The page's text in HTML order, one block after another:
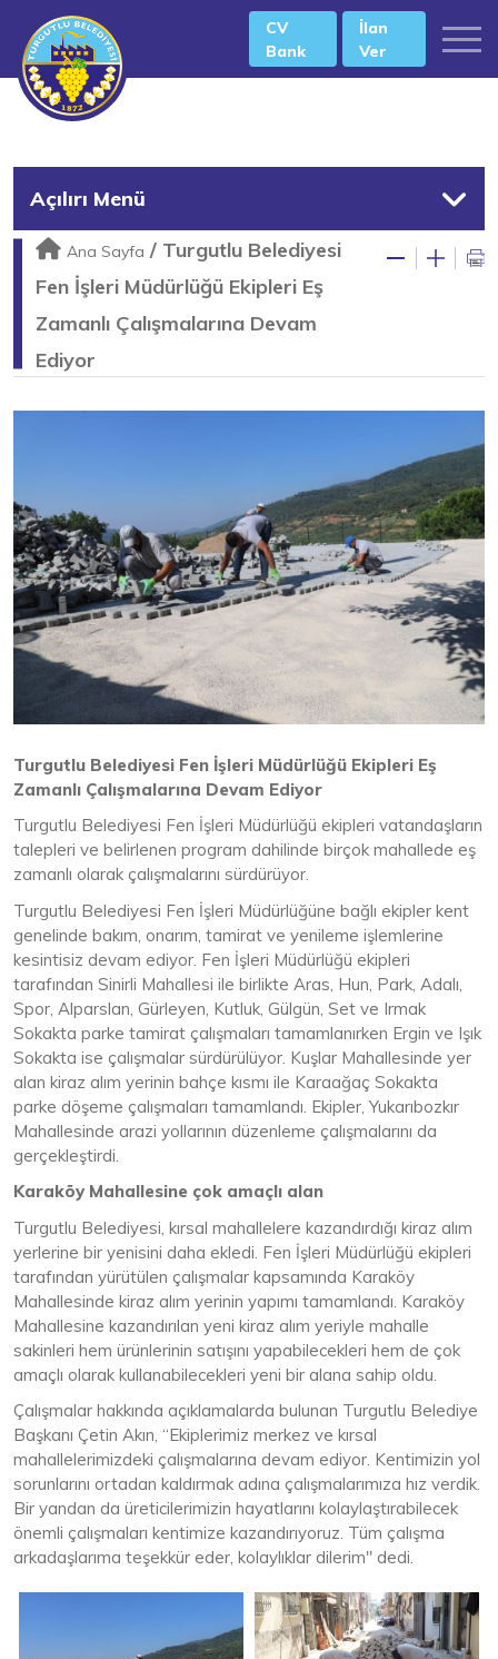
CV
Bank
İlan
Ver
Açılırı Menü
Ana Sayfa / Turgutlu Belediyesi
Fen İşleri Müdürlüğü Ekipleri Eş
Zamanlı Çalışmalarına Devam
Ediyor
Turgutlu Belediyesi Fen İşleri Müdürlüğü Ekipleri Eş
Zamanlı Çalışmalarına Devam Ediyor
Turgutlu Belediyesi Fen İşleri Müdürlüğü ekipleri vatandaşların
talepleri ve belirlenen program dahilinde birçok mahallede eş
zamanlı olarak çalışmalarını sürdürüyor.
Turgutlu Belediyesi Fen İşleri Müdürlüğüne bağlı ekipler kent
genelinde bakım, onarım, tamirat ve yenileme işlemlerine
kesintisiz devam ediyor. Fen İşleri Müdürlüğü ekipleri
tarafından Sinirli Mahallesi ile birlikte Aras, Hun, Park, Adalı,
Spor, Alparslan, Gürleyen, Kutluk, Gülgün, Set ve Irmak
Sokakta parke tamirat çalışmaları tamamlanırken Ergin ve Işık
Sokakta ise çalışmalar sürdürülüyor. Kuşlar Mahallesinde yer
alan kiraz alım yerinin bahçe kısmı ile Karaağaç Sokakta
parke döşeme çalışmaları tamamlandı. Ekipler, Yukarıbozkır
Mahallesinde arazi yollarının düzenleme çalışmalarını da
gerçekleştirdi.
Karaköy Mahallesine çok amaçlı alan
Turgutlu Belediyesi, kırsal mahallelere kazandırdığı kiraz alım
yerlerine bir yenisini daha ekledi. Fen İşleri Müdürlüğü ekipleri
tarafından yürütülen çalışmalar kapsamında Karaköy
Mahallesinde kiraz alım yerinin yapımı tamamlandı. Karaköy
Mahallesine kazandırılan yeni kiraz alım yeriyle mahalle
sakinleri hem ürünlerinin satışını yapabilecekleri hem de çok
amaçlı olarak kullanabilecekleri yeni bir alana sahip oldu.
Çalışmalar hakkında açıklamalarda bulunan Turgutlu Belediye
Başkanı Çetin Akın, “Ekiplerimiz merkez ve kırsal
mahallelerimizdeki çalışmalarına devam ediyor. Kentimizin yol
sorunlarını ortadan kaldırmak adına çalışmalarımıza hız verdik.
Bir yandan da üreticilerimizin hayatlarını kolaylaştırabilecek
önemli çalışmaları kentimize kazandırıyoruz. Tüm çalışma
arkadaşlarıma teşekkür eder, kolaylıklar dilerim" dedi.